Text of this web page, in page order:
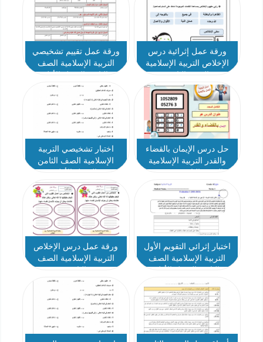
ورقة عمل إثرائية درس
الإخلاص التربية الإسلامية
ورقة عمل تقييم تشخيصي
التربية الإسلامية الصف
حل درس الإيمان بالقضاء
والقدر التربية الإسلامية
اختبار تشخيصي التربية
الإسلامية الصف الثامن
اختبار إثرائي التقويم الأول
التربية الإسلامية الصف
ورقة عمل درس الإخلاص
التربية الإسلامية الصف